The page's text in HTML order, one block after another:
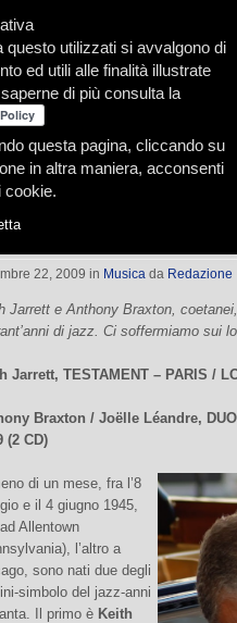
Le nostre firme
del ‘45
22, 2009 in Musica da Redazione
Jarrett e Anthony Braxton,
di jazz. Ci soffermiamo sui
Jarrett, TESTAMENT – PARIS /
Braxton / Joëlle Léandre,
(2 CD)
di un mese, fra l’8
e il 4 giugno 1945,
Allentown
l’altro a
sono nati due degli
simbolo del jazz-anni
Il primo è Keith
utilizzati si avvalgono di
ed utili alle finalità illustrate
di più consulta la
questa pagina, cliccando su
in altra maniera, acconsenti
cookie.